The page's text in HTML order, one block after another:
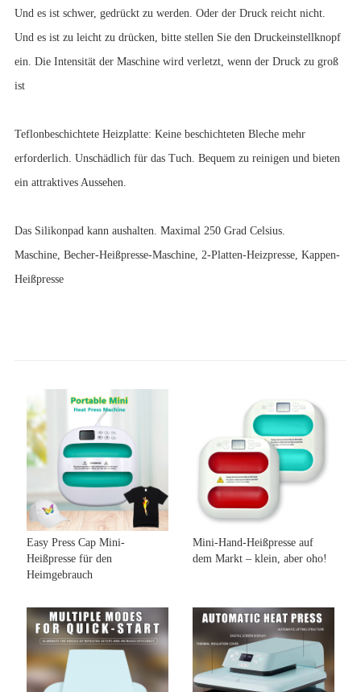
Und es ist schwer, gedrückt zu werden. Oder der Druck reicht nicht.
Und es ist zu leicht zu drücken, bitte stellen Sie den Druckeinstellknopf
ein. Die Intensität der Maschine wird verletzt, wenn der Druck zu groß
ist
Teflonbeschichtete Heizplatte: Keine beschichteten Bleche mehr
erforderlich. Unschädlich für das Tuch. Bequem zu reinigen und bieten
ein attraktives Aussehen.
Das Silikonpad kann aushalten. Maximal 250 Grad Celsius.
Maschine, Becher-Heißpresse-Maschine, 2-Platten-Heizpresse, Kappen-
Heißpresse
Easy Press Cap Mini-
Heißpresse für den
Heimgebrauch
Mini-Hand-Heißpresse auf
dem Markt – klein, aber oho!